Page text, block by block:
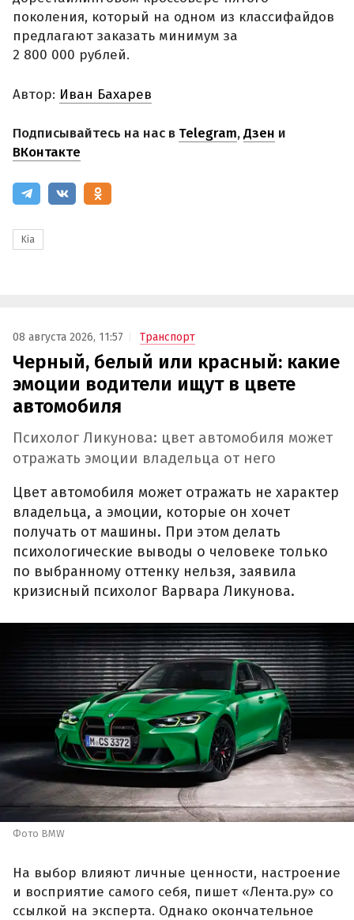
поколения, который на одном из классифайдов
предлагают заказать минимум за
2 800 000 рублей.
Автор: Иван Бахарев
Подписывайтесь на нас в Telegram,Дзен и
ВКонтакте
Kia
08 августа 2026, 11:57 Транспорт
Черный, белый или красный: какие
эмоции водители ищут в цвете
автомобиля
Психолог Ликунова: цвет автомобиля может
отражать эмоции владельца от него
Цвет автомобиля может отражать не характер
владельца, а эмоции, которые он хочет
получать от машины. При этом делать
психологические выводы о человеке только
по выбранному оттенку нельзя, заявила
кризисный психолог Варвара Ликунова.
Фото BMW
На выбор влияют личные ценности, настроение
и восприятие самого себя, пишет «Лента.ру» со
ссылкой на эксперта. Однако окончательное